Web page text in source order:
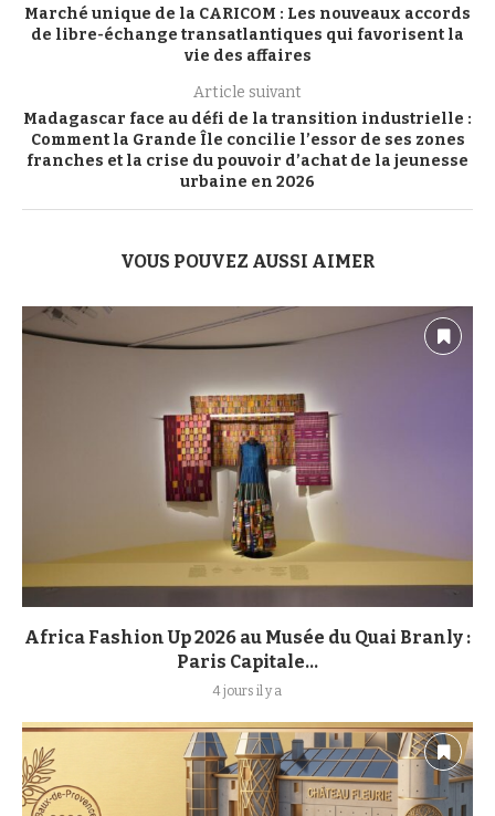
Marché unique de la CARICOM : Les nouveaux accords
de libre-échange transatlantiques qui favorisent la
vie des affaires
Article suivant
Madagascar face au défi de la transition industrielle :
Comment la Grande Île concilie l’essor de ses zones
franches et la crise du pouvoir d’achat de la jeunesse
urbaine en 2026
VOUS POUVEZ AUSSI AIMER
Africa Fashion Up 2026 au Musée du Quai Branly :
Paris Capitale...
4 jours il y a